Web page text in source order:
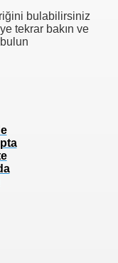
bulabilirsiniz
tekrar bakın ve